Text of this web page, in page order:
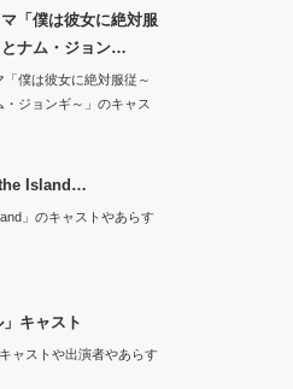
「僕は彼女に絶対服
ナム・ジョン…
「僕は彼女に絶対服従～
・ジョンギ～」のキャス
Island…
」のキャストやあらす
キャスト
ャストや出演者やあらす